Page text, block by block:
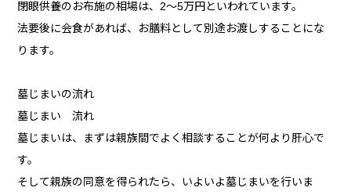
閉眼供養のお布施の相場は、2～5万円といわれています。
法要後に会食があれば、お膳料として別途お渡しすることにな
ります。
墓じまいの流れ
墓じまい 流れ
墓じまいは、まずは親族間でよく相談することが何より肝心で
す。
そして親族の同意を得られたら、いよいよ墓じまいを行いま